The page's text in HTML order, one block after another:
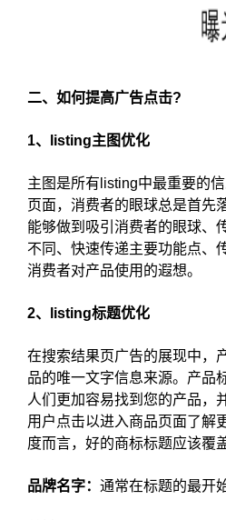
二、如何提高广告点击?
1、listing主图优化
主图是所有listing中最重要的
页面，消费者的眼球总是首先
能够做到吸引消费者的眼球、
不同、快速传递主要功能点、
消费者对产品使用的遐想。
2、listing标题优化
在搜索结果页广告的展现中，
品的唯一文字信息来源。产品
人们更加容易找到您的产品，
用户点击以进入商品页面了解
度而言，好的商标标题应该覆
品牌名字： 通常在标题的最开